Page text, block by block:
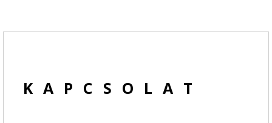
KAPCSOLAT